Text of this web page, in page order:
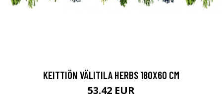
KEITTIÖN VÄLITILA HERBS 180X60 CM
53.42 EUR